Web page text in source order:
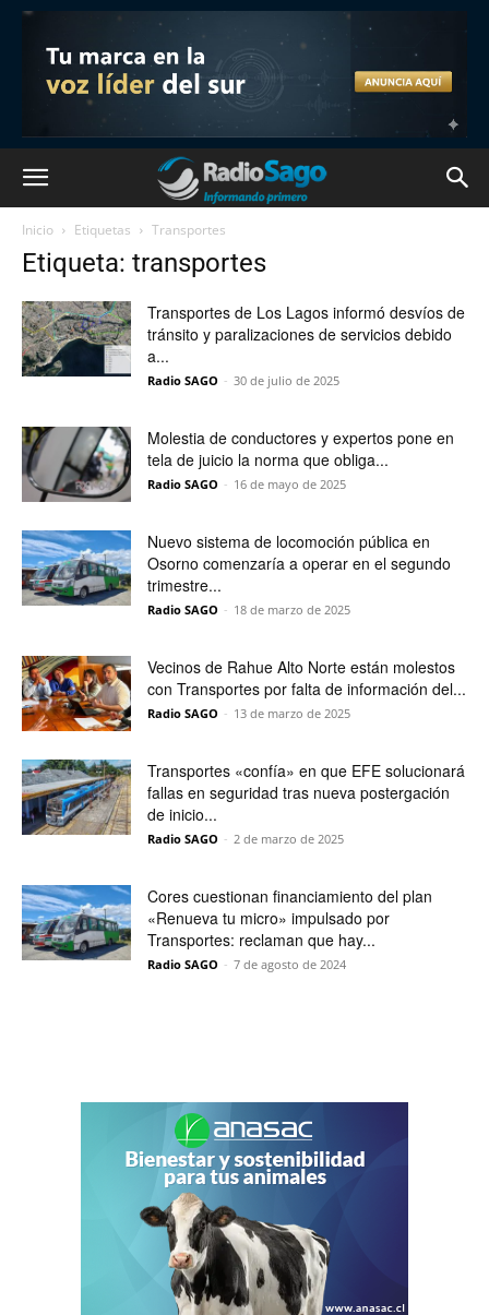
Inicio Etiquetas Transportes
Etiqueta: transportes
Transportes de Los Lagos informó desvíos de
tránsito y paralizaciones de servicios debido
a...
Radio SAGO - 30 de julio de 2025
Molestia de conductores y expertos pone en
tela de juicio la norma que obliga...
Radio SAGO - 16 de mayo de 2025
Nuevo sistema de locomoción pública en
Osorno comenzaría a operar en el segundo
trimestre...
Radio SAGO - 18 de marzo de 2025
Vecinos de Rahue Alto Norte están molestos
con Transportes por falta de información del...
Radio SAGO - 13 de marzo de 2025
Transportes «confía» en que EFE solucionará
fallas en seguridad tras nueva postergación
de inicio...
Radio SAGO - 2 de marzo de 2025
Cores cuestionan financiamiento del plan
«Renueva tu micro» impulsado por
Transportes: reclaman que hay...
Radio SAGO - 7 de agosto de 2024